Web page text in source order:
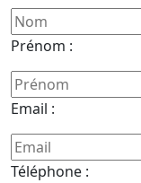
Prénom :
Email :
Téléphone :